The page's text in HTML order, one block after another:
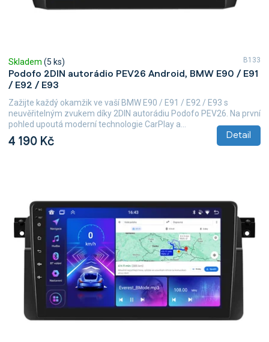
Podofo 2DIN autorádio PEV26 Android, BMW E90 / E91
/ E92 / E93
Skladem (5 ks)
4 190 Kč Detail
Zažijte každý okamžik ve vaší BMW E90 / E91 / E92 / E93 s
neuvěřitelným zvukem díky 2DIN autorádiu Podofo PEV26. Na první
pohled upoutá moderní technologie CarPlay a...
B133